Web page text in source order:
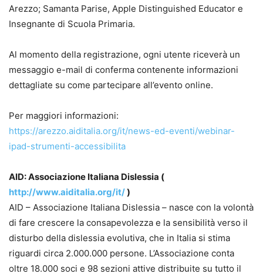
Arezzo; Samanta Parise, Apple Distinguished Educator e
Insegnante di Scuola Primaria.
Al momento della registrazione, ogni utente riceverà un
messaggio e-mail di conferma contenente informazioni
dettagliate su come partecipare all’evento online.
Per maggiori informazioni:
https://arezzo.aiditalia.org/it/news-ed-eventi/webinar-
ipad-strumenti-accessibilita
AID: Associazione Italiana Dislessia (
http://www.aiditalia.org/it/)
AID – Associazione Italiana Dislessia – nasce con la volontà
di fare crescere la consapevolezza e la sensibilità verso il
disturbo della dislessia evolutiva, che in Italia si stima
riguardi circa 2.000.000 persone. L’Associazione conta
oltre 18.000 soci e 98 sezioni attive distribuite su tutto il